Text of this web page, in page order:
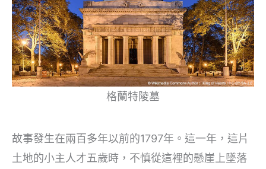
格蘭特陵墓
故事發生在兩百多年以前的1797年。這一年，這片
土地的小主人才五歲時，不慎從這裡的懸崖上墜落